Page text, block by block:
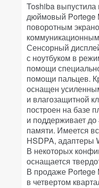
Toshiba
дюймовый Portege
поворотным
Сенсорный
с ноутбуком в
помощи
помощи пальцев.
оснащен
и влагозащитной
построен на базе
и поддерживает
памяти. Имеется
HSDPA, адаптеры
В некоторых
оснащается
В продаже Portege
в четвертом